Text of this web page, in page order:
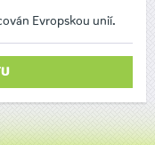
Evropskou unií.